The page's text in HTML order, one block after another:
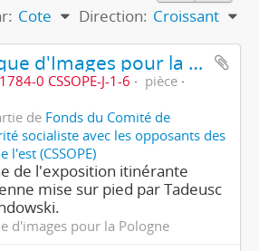
Cote Direction: Croissant
Banque d'Images pour la Pologne
0 CSSOPE-J-1-6
pièce
de Fonds du Comité de
socialiste avec les opposants des
l'est (CSSOPE)
de l'exposition itinérante
mise sur pied par Tadeusc
d'images pour la Pologne